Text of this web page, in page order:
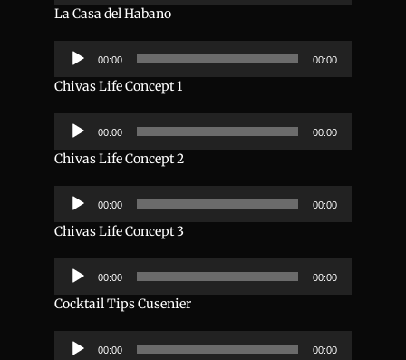
audio
La Casa del Habano
Reproductor
audio
00:00 00:00
Chivas Life Concept 1
Reproductor
audio
00:00 00:00
Chivas Life Concept 2
Reproductor
audio
00:00 00:00
Chivas Life Concept 3
Reproductor
audio
00:00 00:00
Cocktail Tips Cusenier
Reproductor
00:00 00:00